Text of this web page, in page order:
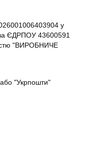
у
ЄДРПОУ 43600591
"ВИРОБНИЧЕ
або "Укрпошти"